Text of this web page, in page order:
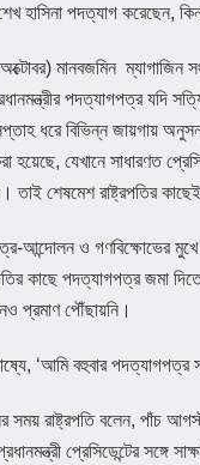
শেখ হাসিনা পদত্যাগ করেছেন,
মানবজমিন
পদত্যাগপত্র যদি
ধরে বিভিন্ন জায়গায়
হয়েছে, যেখানে সাধারণত
তাই শেষমেশ রাষ্ট্রপতির
আন্দোলন ও গণবিক্ষোভের মুখে
কাছে পদত্যাগপত্র জমা
প্রমাণ পৌঁছায়নি।
‘আমি বহুবার
রাষ্ট্রপতি বলেন, পাঁচ
প্রেসিডেন্টের